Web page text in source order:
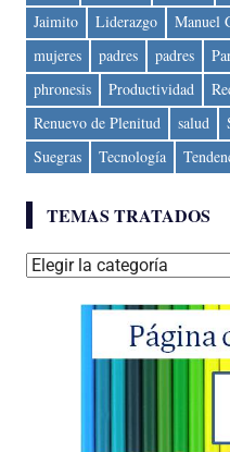
Jaimito
Liderazgo Manuel
mujeres
padres padres
phronesis
Productividad
Renuevo de Plenitud
salud
Suegras
Tecnología
TEMAS TRATADOS
Temas